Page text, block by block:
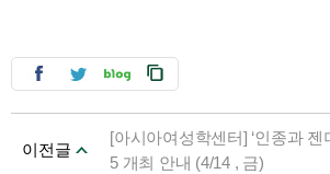
이전글
[아시아여성학센터] ‘인종과 젠
5 개최 안내 (4/14 , 금)